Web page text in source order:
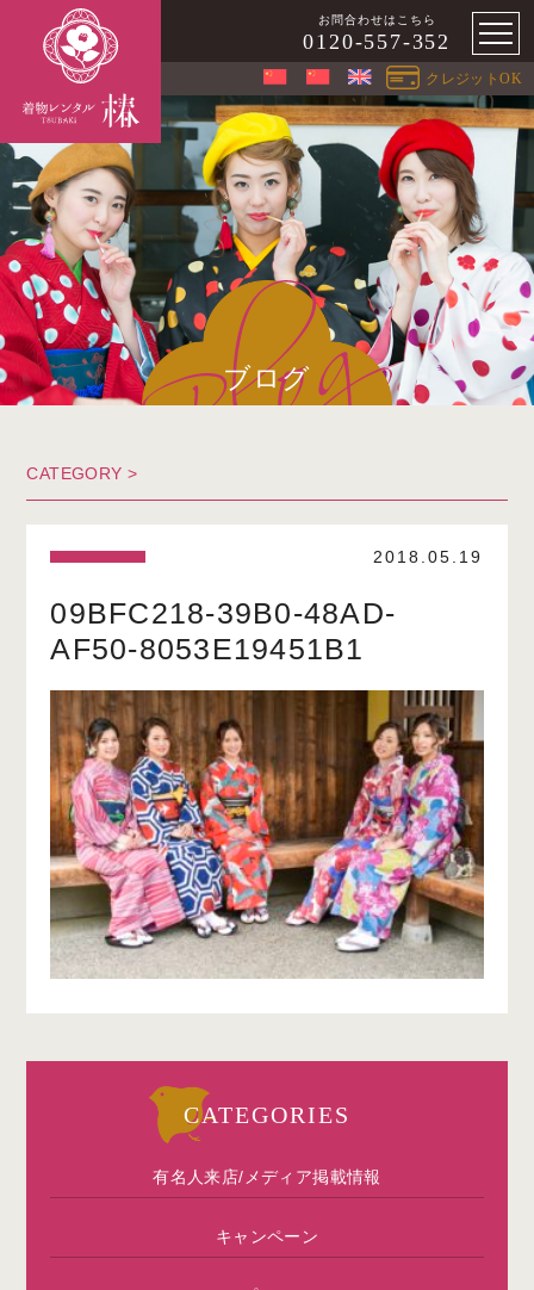
お問合わせはこちら
0120-557-352
クレジットOK
ブログ
CATEGORY >
2018.05.19
09BFC218-39B0-48AD-
AF50-8053E19451B1
CATEGORIES
有名人来店/メディア掲載情報
キャンペーン